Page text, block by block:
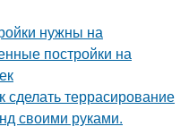
нужны на
постройки на
сделать террасирование
своими руками.